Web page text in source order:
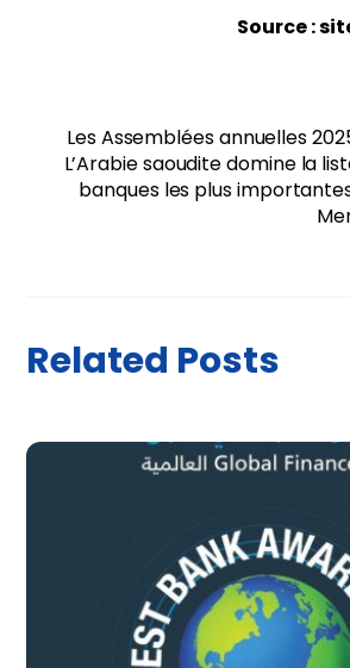
Source :
Les Assemblées annuelles
L’Arabie saoudite domine la
banques les plus
Related Posts